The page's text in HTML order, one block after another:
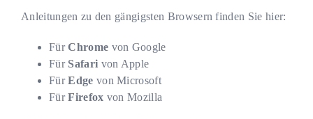
Anleitungen zu den gängigsten Browsern finden Sie hier:
FürChrome von Google
Für Safari von Apple
FürEdge von Microsoft
FürFirefox von Mozilla